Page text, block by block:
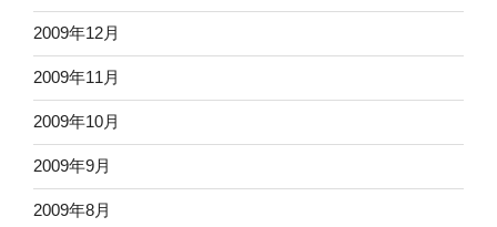
2009年12月
2009年11月
2009年10月
2009年9月
2009年8月